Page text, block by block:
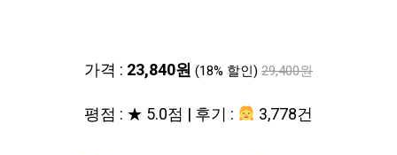
가격 : 23,840원 (18% 할인) 29,400원
평점 : ★ 5.0점 | 후기 : 3,778건